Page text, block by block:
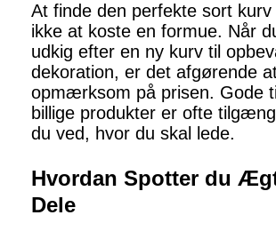
At finde den perfekte sort
ikke at koste en formue. Når
udkig efter en ny kurv til
dekoration, er det afgørende
opmærksom på prisen. Gode
billige produkter er ofte
du ved, hvor du skal lede.
Hvordan Spotter du
Dele